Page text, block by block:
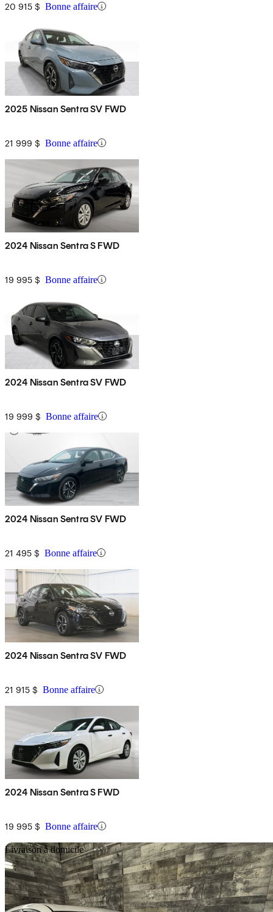
20 915 $ Bonne affaire
2025 Nissan Sentra SV FWD
21 999 $ Bonne affaire
2024 Nissan Sentra S FWD
19 995 $ Bonne affaire
2024 Nissan Sentra SV FWD
19 999 $ Bonne affaire
2024 Nissan Sentra SV FWD
21 495 $ Bonne affaire
2024 Nissan Sentra SV FWD
21 915 $ Bonne affaire
2024 Nissan Sentra S FWD
19 995 $ Bonne affaire
Livraison à domicile